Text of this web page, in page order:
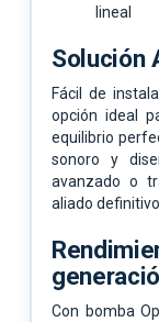
lineal
Solución
Fácil de
opción ideal
equilibrio
sonoro y
avanzado o
aliado definitivo.
Con bomba